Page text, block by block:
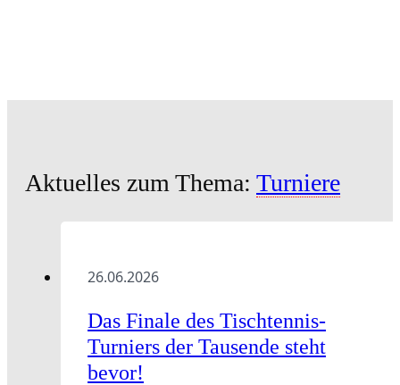
Aktuelles zum Thema: Turniere
26.06.2026
Das Finale des Tischtennis-
Turniers der Tausende steht
bevor!